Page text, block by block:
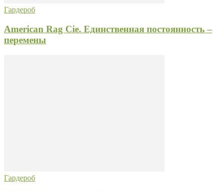
Гардероб
American Rag Cie. Единственная постоянность –
перемены
Гардероб